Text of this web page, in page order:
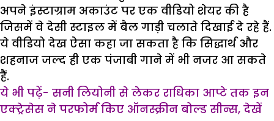
अपने इंस्टाग्राम अकाउंट पर एक वीडियो शेयर की है
जिसमें वे देसी स्टाइल में बैल गाड़ी चलाते दिखाई दे रहे हैं.
ये वीडियो देख ऐसा कहा जा सकता है कि सिद्धार्थ और
शहनाज जल्द ही एक पंजाबी गाने में भी नजर आ सकते
हैं.
ये भी पढ़ें- सनी लियोनी से लेकर राधिका आप्टे तक इन
एक्ट्रेसेस ने परफोर्म किए ऑनस्क्रीन बोल्ड सीन्स, देखें